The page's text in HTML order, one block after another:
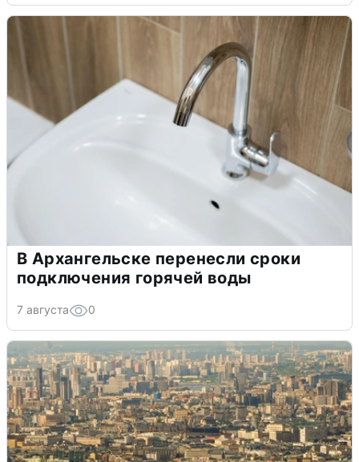
В Архангельске перенесли сроки
подключения горячей воды
7 августа 0